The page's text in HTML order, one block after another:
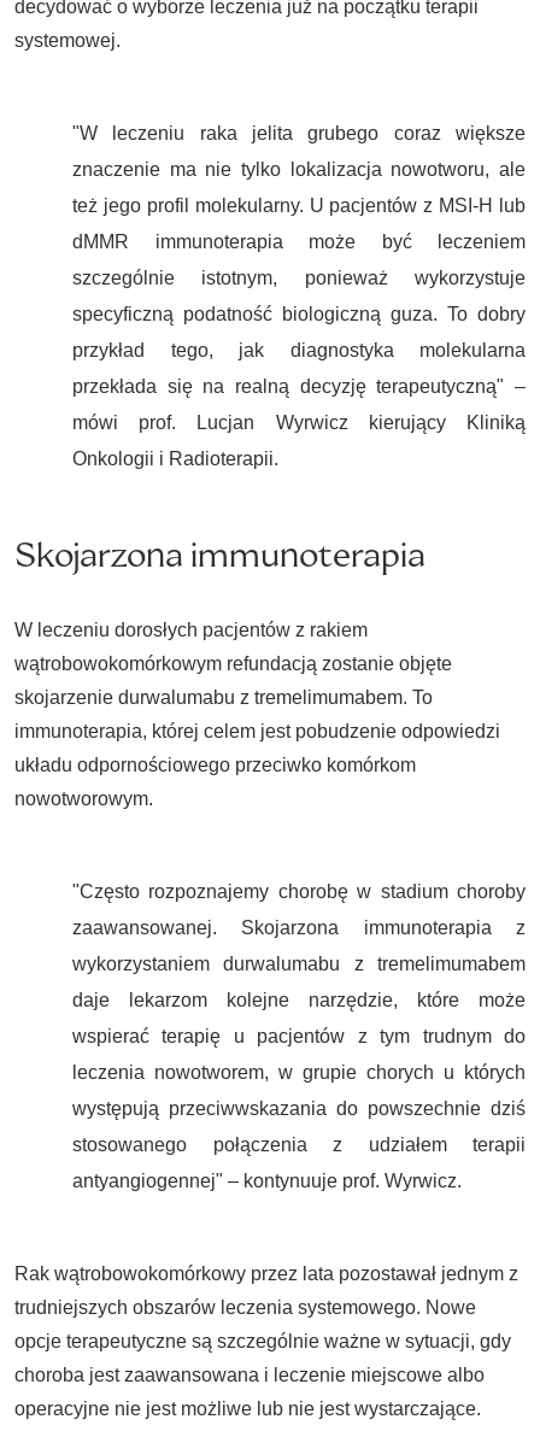
decydować o wyborze leczenia już na początku terapii
systemowej.
"W leczeniu raka jelita grubego coraz większe
znaczenie ma nie tylko lokalizacja nowotworu, ale
też jego profil molekularny. U pacjentów z MSI-H lub
dMMR immunoterapia może być leczeniem
szczególnie istotnym, ponieważ wykorzystuje
specyficzną podatność biologiczną guza. To dobry
przykład tego, jak diagnostyka molekularna
przekłada się na realną decyzję terapeutyczną" –
mówi prof. Lucjan Wyrwicz kierujący Kliniką
Onkologii i Radioterapii.
Skojarzona immunoterapia
W leczeniu dorosłych pacjentów z rakiem
wątrobowokomórkowym refundacją zostanie objęte
skojarzenie durwalumabu z tremelimumabem. To
immunoterapia, której celem jest pobudzenie odpowiedzi
układu odpornościowego przeciwko komórkom
nowotworowym.
"Często rozpoznajemy chorobę w stadium choroby
zaawansowanej. Skojarzona immunoterapia z
wykorzystaniem durwalumabu z tremelimumabem
daje lekarzom kolejne narzędzie, które może
wspierać terapię u pacjentów z tym trudnym do
leczenia nowotworem, w grupie chorych u których
występują przeciwwskazania do powszechnie dziś
stosowanego połączenia z udziałem terapii
antyangiogennej" – kontynuuje prof. Wyrwicz.
Rak wątrobowokomórkowy przez lata pozostawał jednym z
trudniejszych obszarów leczenia systemowego. Nowe
opcje terapeutyczne są szczególnie ważne w sytuacji, gdy
choroba jest zaawansowana i leczenie miejscowe albo
operacyjne nie jest możliwe lub nie jest wystarczające.